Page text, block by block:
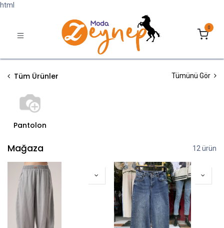
html
0
Tüm Ürünler Tümünü Gör
Pantolon
Mağaza 12 ürün